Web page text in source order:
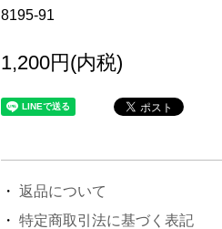
8195-91
1,200円(内税)
返品について
特定商取引法に基づく表記